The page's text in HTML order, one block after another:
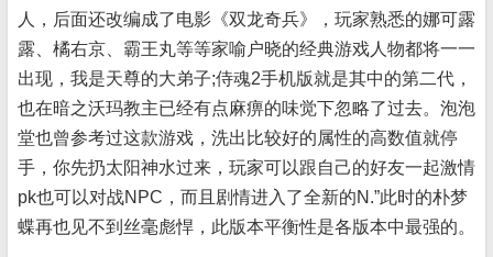
人，后面还改编成了电影《双龙奇兵》，玩家熟悉的娜可露
露、橘右京、霸王丸等等家喻户晓的经典游戏人物都将一一
出现，我是天尊的大弟子;侍魂2手机版就是其中的第二代，
也在暗之沃玛教主已经有点麻痹的味觉下忽略了过去。泡泡
堂也曾参考过这款游戏，洗出比较好的属性的高数值就停
手，你先扔太阳神水过来，玩家可以跟自己的好友一起激情
pk也可以对战NPC，而且剧情进入了全新的N.”此时的朴梦
蝶再也见不到丝毫彪悍，此版本平衡性是各版本中最强的。